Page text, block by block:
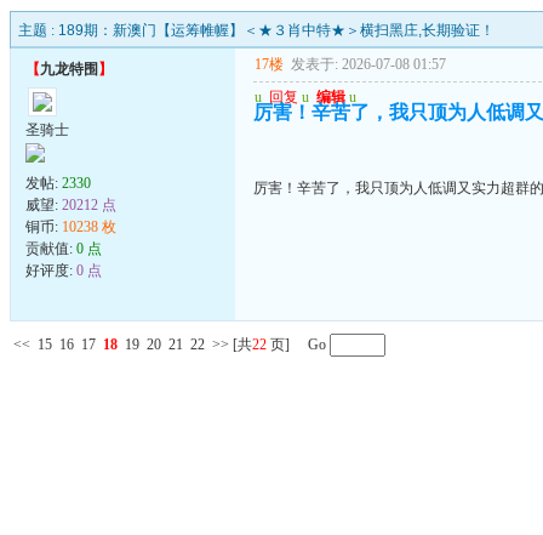
主题 : 189期：新澳门【运筹帷幄】＜★３肖中特★＞横扫黑庄,长期验证！
【九龙特围 】
圣骑士
发帖: 2330
威望: 20212 点
铜币: 10238 枚
贡献值: 0 点
好评度: 0 点
17楼 发表于: 2026-07-08 01:57
u 回复 u 编辑 u
厉害！辛苦了，我只顶为人低调
厉害！辛苦了，我只顶为人低调又实力超群
<< 15 16 17 18 19 20 21 22 >> [共22 页] Go